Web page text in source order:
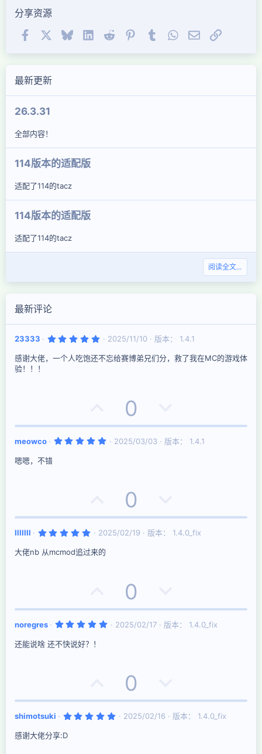
分享资源
FacebookX (Twitter)
Bluesky LinkedInReddit PinterestTumblrWhatsApp
邮件 链接
最新更新
26.3.31
全部内容！
114版本的适配版
适配了114的tacz
114版本的适配版
适配了114的tacz
阅读全文...
最新评论
23333
5
0
0
2025/11/10 版本： 1.4.1
感谢大佬，一个人吃饱还不忘给赛博弟兄们分，救了我在MC的游戏体
验！！！
好
评
0
决
票
meowco
5 2025/03/03 版本： 1.4.1
嗯嗯，不错
好
评
0
决
票
IlllIIl
5
0
0
2025/02/19 版本： 1.4.0_fix
大佬nb 从mcmod追过来的
好
评
0
决
票
noregres
5 2025/02/17 版本： 1.4.0_fix
还能说啥 还不快说好？！
好
评
0
决
票
shimotsuki
5 2025/02/16 版本： 1.4.0_fix
感谢大佬分享:D